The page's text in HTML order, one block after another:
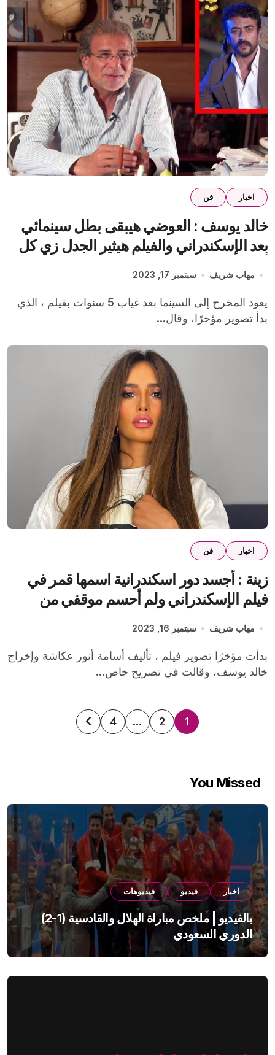
اخبار فن
خالد يوسف : العوضي هيبقى بطل سينمائي
بعد الإسكندراني والفيلم هيثير الجدل زي كل
مهاب شريف سبتمبر 17, 2023
يعود المخرج إلى السينما بعد غياب 5 سنوات بفيلم ، الذي
بدأ تصوير مؤخرًا، وقال...
اخبار فن
زينة : أجسد دور اسكندرانية اسمها قمر في
فيلم الإسكندراني ولم أحسم موقفي من
مهاب شريف سبتمبر 16, 2023
بدأت مؤخرًا تصوير فيلم ، تأليف أسامة أنور عكاشة وإخراج
خالد يوسف، وقالت في تصريح خاص...
تعدد
المقالات
1
2
…
4
You Missed
اخبار فيديو فيديوهات
بالفيديو | ملخص مباراة الهلال والقادسية (1-2)
الدوري السعودي